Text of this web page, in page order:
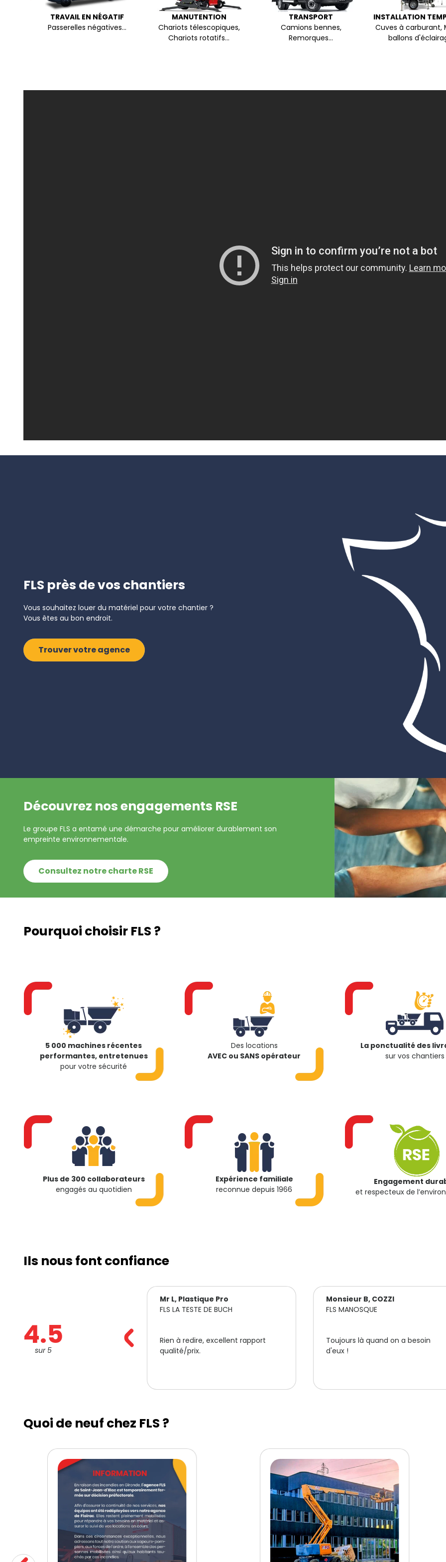
TRAVAIL EN NÉGATIF
Passerelles négatives...
MANUTENTION
Chariots télescopiques,
Chariots rotatifs...
TRANSPORT
Camions bennes,
Remorques...
INSTALLATION
Cuves à carburant,
ballons
FLS près de vos chantiers
Vous souhaitez louer du matériel pour votre chantier ?
Vous êtes au bon endroit.
Trouver votre agence
Découvrez nos engagements RSE
Le groupe FLS a entamé une démarche pour améliorer durablement son
empreinte environnementale.
Consultez notre charte RSE
Pourquoi choisir FLS ?
5 000 machines récentes
performantes, entretenues
pour votre sécurité
Des locations
AVEC ou SANS opérateur
La ponctualité des
sur vos chantiers
Plus de 300 collaborateurs
engagés au quotidien
Expérience familiale
reconnue depuis 1966
Engagement
et respecteux de
Ils nous font confiance
4.5
sur 5
à redire, excellent rapport
Monsieur B, COZZI
FLS MANOSQUE
Toujours là quand on a besoin
d'eux !
Mr G, SARL AUTOSTOP
FLS ORANGE
Trés bon accueil, trés pro, matériel
nickel, nous reviendrons pour cela.
Quoi de neuf chez FLS ?